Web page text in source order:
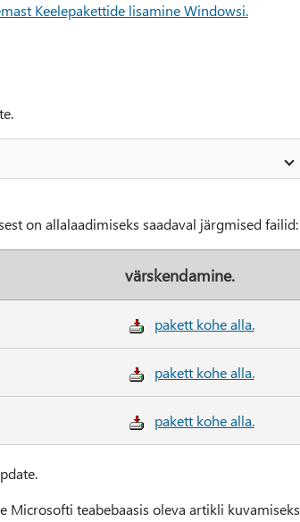
Keelepakettide lisamine Windowsi.
on allalaadimiseks saadaval järgmised failid:
värskendamine.
pakett kohe alla.
pakett kohe alla.
pakett kohe alla.
Microsofti teabebaasis oleva artikli kuvamiseks